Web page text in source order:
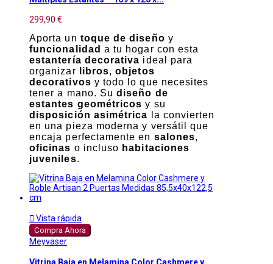
299,90 €
Aporta un toque de diseño y
funcionalidad a tu hogar con esta
estantería decorativa ideal para
organizar
libros,objetos
decorativos y todo lo que necesites
tener a mano. Sudiseño de
estantes geométricos y su
disposición asimétrica la convierten
en una pieza moderna y versátil que
encaja perfectamente en salones,
oficinas o incluso habitaciones
juveniles.
 Vista rápida
Compra Ahora
Meyvaser